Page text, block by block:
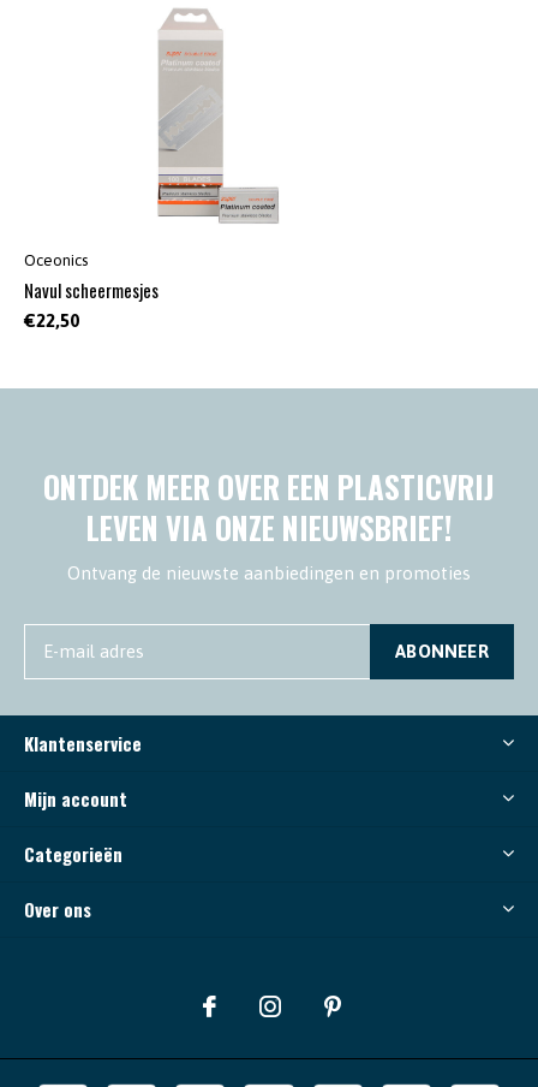
Oceonics
Navul scheermesjes
€22,50
ONTDEK MEER OVER EEN PLASTICVRIJ
LEVEN VIA ONZE NIEUWSBRIEF!
Ontvang de nieuwste aanbiedingen en promoties
ABONNEER
Klantenservice
Mijn account
Categorieën
Over ons